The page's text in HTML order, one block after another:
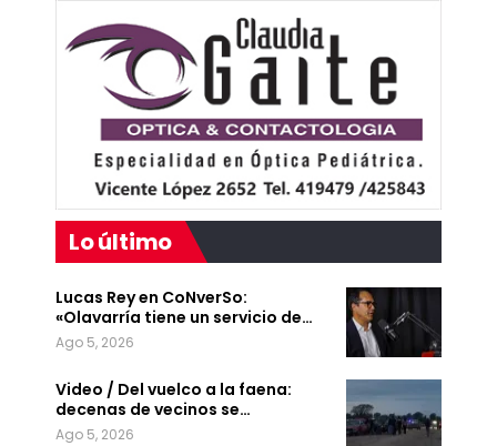
Lo último
Lucas Rey en CoNverSo:
«Olavarría tiene un servicio de…
Ago 5, 2026
Video / Del vuelco a la faena:
decenas de vecinos se…
Ago 5, 2026